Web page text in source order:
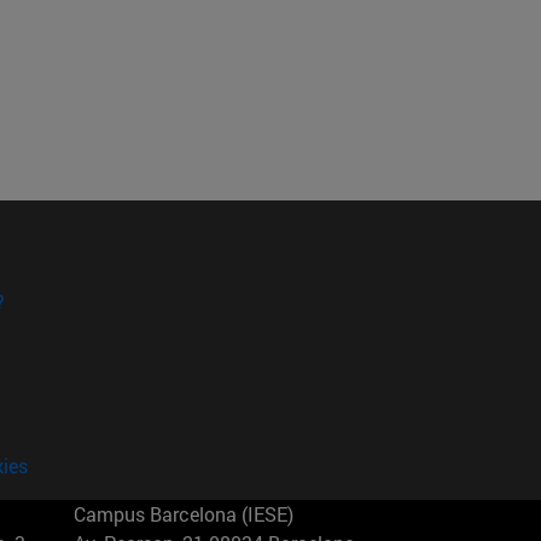
Campus Barcelona (IESE)